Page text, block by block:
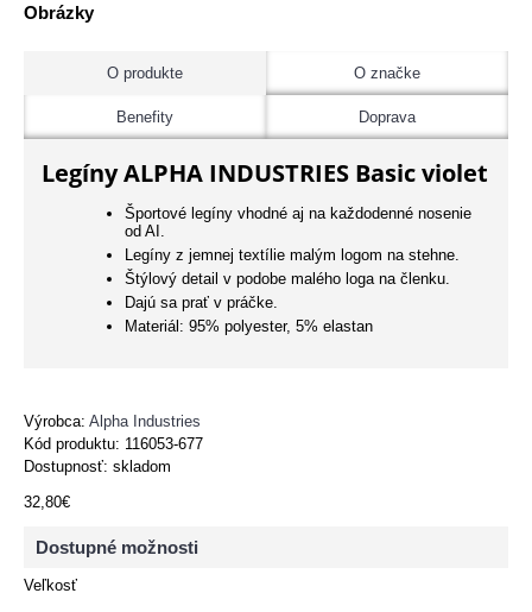
Obrázky
O produkte O značke
Benefity Doprava
Legíny ALPHA INDUSTRIES Basic violet
Športové legíny vhodné aj na každodenné nosenie
od AI.
Legíny z jemnej textílie malým logom na stehne.
Štýlový detail v podobe malého loga na členku.
Dajú sa prať v práčke.
Materiál: 95% polyester, 5% elastan
Výrobca: Alpha Industries
Kód produktu: 116053-677
Dostupnosť: skladom
32,80€
Dostupné možnosti
Veľkosť